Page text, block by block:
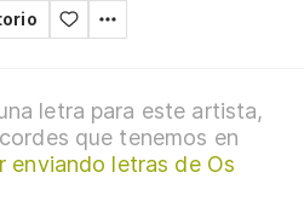
letra para este artista,
que tenemos en
enviando letras de Os